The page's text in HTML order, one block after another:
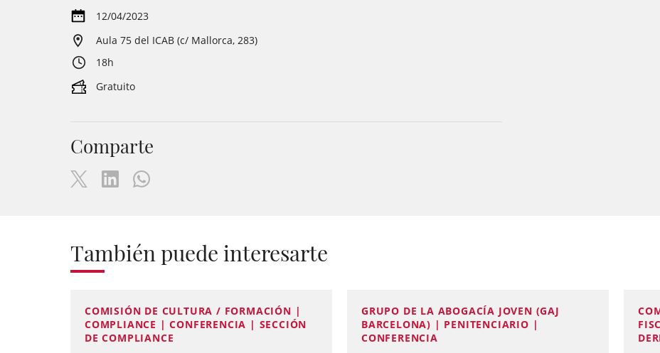
12/04/2023
Aula 75 del ICAB (c/ Mallorca, 283)
18h
Gratuito
Comparte
También puede interesarte
COMISIÓN DE CULTURA / FORMACIÓN |
COMPLIANCE | CONFERENCIA | SECCIÓN
DE COMPLIANCE
GRUPO DE LA ABOGACÍA JOVEN (GAJ
BARCELONA) | PENITENCIARIO |
CONFERENCIA